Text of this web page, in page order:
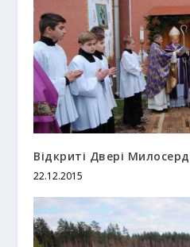
Відкриті Двері
22.12.2015